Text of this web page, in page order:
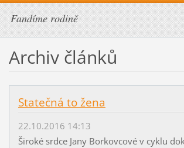
Fandíme rodině
Archiv článků
Statečná to žena
22.10.2016 14:13
Široké srdce Jany Borkovcové v cyklu